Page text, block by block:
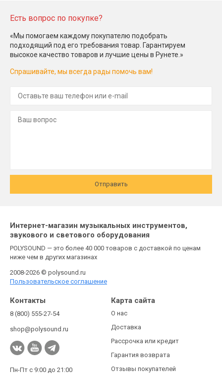
Есть вопрос по покупке?
«Мы помогаем каждому покупателю подобрать
подходящий под его требования товар. Гарантируем
высокое качество товаров и лучшие цены в Рунете.»
Спрашивайте, мы всегда рады помочь вам!
Отправить
Интернет-магазин музыкальных инструментов,
звукового и светового оборудования
POLYSOUND — это более 40 000 товаров с доставкой по ценам
ниже чем в других магазинах
2008-2026 © polysound.ru
Пользовательское соглашение
Контакты
8 (800) 555-27-54
shop@polysound.ru
Пн-Пт с 9:00 до 21:00
Карта сайта
О нас
Доставка
Рассрочка или кредит
Гарантия возврата
Отзывы покупателей